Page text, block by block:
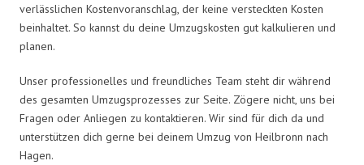
verlässlichen Kostenvoranschlag, der keine versteckten Kosten
beinhaltet. So kannst du deine Umzugskosten gut kalkulieren und
planen.
Unser professionelles und freundliches Team steht dir während
des gesamten Umzugsprozesses zur Seite. Zögere nicht, uns bei
Fragen oder Anliegen zu kontaktieren. Wir sind für dich da und
unterstützen dich gerne bei deinem Umzug von Heilbronn nach
Hagen.